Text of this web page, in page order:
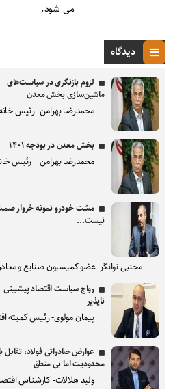
می شود.
دیدگاه
لزوم بازنگری در سیاست‌های
ماشین‌سازی بخش معدن
محمدرضا بهرامن- رئیس
بخش معدن در بودجه ۱۴۰۱
محمدرضا بهرامن _ رئیس
مشت خودرو نمونه خروار
نیست...
مجتبی توانگر- عضو کمیسیون صنایع و
رواج سیاست اقتصاد پیشبینی
ناپذیر
پیمان مولوی- رئیس کمیته
عوارض صادراتی فولاد، تقابل با
محدودیت اما بی منطق
ولید هلالات- کارشناس